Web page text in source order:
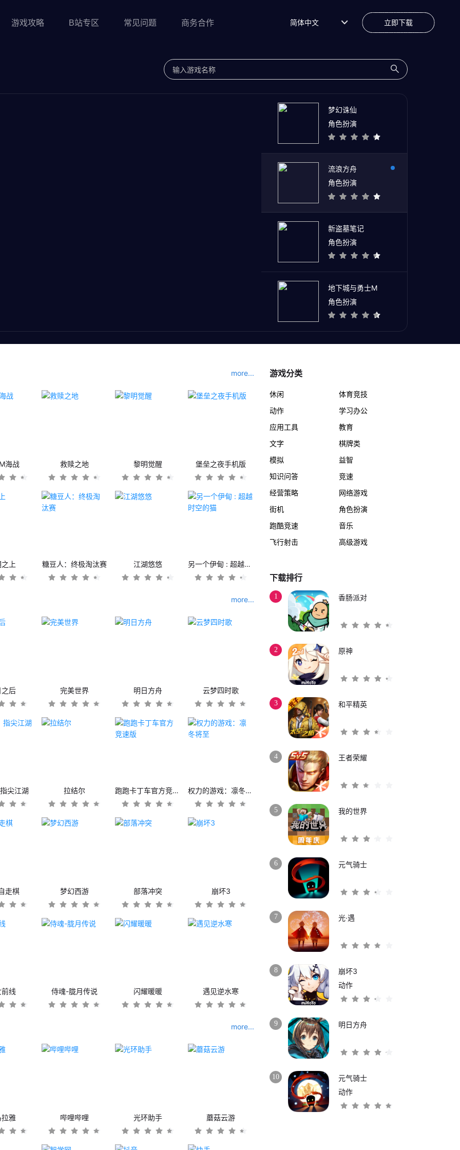
游戏攻略 B站专区 常见问题 商务合作 简体中文 立即下载
梦幻诛仙
角色扮演
流浪方舟
角色扮演
新盗墓笔记
角色扮演
地下城与勇士M
角色扮演
more...
海战 救赎之地 黎明觉醒 堡垒之夜手机版
上 糖豆人：终极淘汰赛 江湖悠悠 另一个伊甸 : 超越时空的猫
more...
后 完美世界 明日方舟 云梦四时歌
尖江湖 拉结尔 跑跑卡丁车官方竞速版 权力的游戏：凛冬将至
走棋 梦幻西游 部落冲突 崩坏3
线 侍魂-胧月传说 闪耀暖暖 遇见逆水寒
more...
雅 哔哩哔哩 光环助手 蘑菇云游
游戏分类
休闲
体育竞技
动作
学习办公
应用工具
教育
文字
棋牌类
模拟
益智
知识问答
竞速
经营策略
网络游戏
街机
角色扮演
跑酷竞速
音乐
飞行射击
高级游戏
下载排行
1 香肠派对
2 原神
3 和平精英
4 王者荣耀
5 我的世界
6 元气骑士
7 光·遇
8
崩坏3
动作
9 明日方舟
10
元气骑士
动作